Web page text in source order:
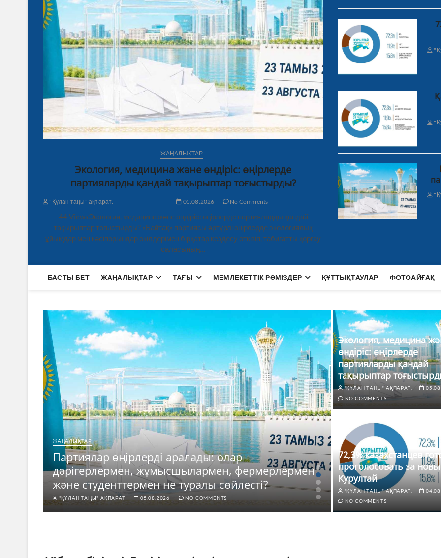
ЖАҢАЛЫҚТАР
Экология, медицина және өндіріс: өңірлерде
партияларды қандай тақырыптар тоғыстырды?
"Құлан таңы" ақпарат. 05.08.2026 No Comments
44 ViewsЭкология, медицина және өндіріс: өңірлерде партияларды қандай
тақырыптар тоғыстырды? «Байтақ» партиясы әртүрлі өңірлерде экологиялық
ұйымдар мен кәсіпорындар өкілдерімен бірқатар кездесу өткізіп, табиғатты қорғау
саласының…
БАСТЫ БЕТ ЖАҢАЛЫҚТАР ТАҒЫ МЕМЛЕКЕТТІК РӘМІЗДЕР ҚҰТТЫҚТАУЛАР ФОТОАЙҒАҚ
ЖАҢАЛЫҚТАР
Партиялар өңірлерді аралады: олар
дәрігерлермен, жұмысшылармен, фермерлермен
және студенттермен не туралы сөйлесті?
"ҚҰЛАН ТАҢЫ" АҚПАРАТ. 05.08.2026 NO COMMENTS
ЖАҢАЛЫҚТАР
72,3%
новый Курултай
Экология, медицина
өндіріс: өңірлерде
партияларды қандай
тақырыптар
"ҚҰЛАН ТАҢЫ" АҚПАРАТ.
NO COMMENTS
72,3% казахстанцев
проголосовать за
Курултай
"ҚҰЛАН ТАҢЫ" АҚПАРАТ.
NO COMMENTS